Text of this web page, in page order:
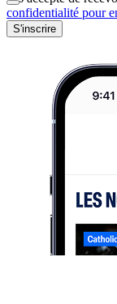
confidentialité pour
S'inscrire